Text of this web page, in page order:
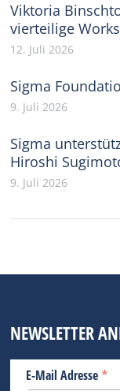
Viktoria
vierteilige
12. Juli 2026
Sigma
9. Juli 2026
Sigma
Hiroshi
9. Juli 2026
NEWSLETTER
E-Mail Adresse *